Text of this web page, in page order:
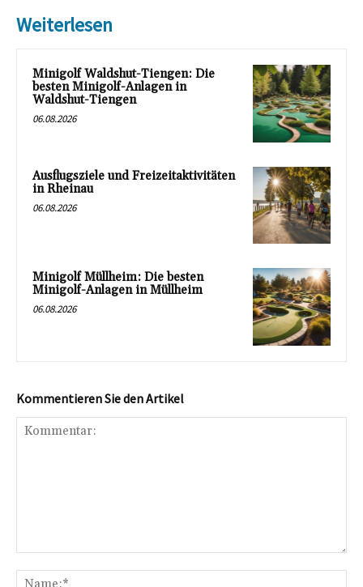
Weiterlesen
Minigolf Waldshut-Tiengen: Die
besten Minigolf-Anlagen in
Waldshut-Tiengen
06.08.2026
Ausflugsziele und Freizeitaktivitäten
in Rheinau
06.08.2026
Minigolf Müllheim: Die besten
Minigolf-Anlagen in Müllheim
06.08.2026
Kommentieren Sie den Artikel